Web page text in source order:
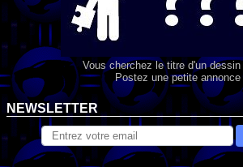
Vous cherchez le titre d'un dessin
Postez une petite annonce
NEWSLETTER